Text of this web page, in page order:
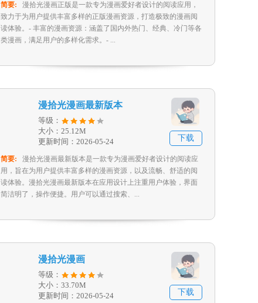
简要:
漫拾光漫画正版是一款专为漫画爱好者设计的阅读应用，
致力于为用户提供丰富多样的正版漫画资源，打造极致的漫画阅
读体验。- 丰富的漫画资源：涵盖了国内外热门、经典、冷门等各
类漫画，满足用户的多样化需求。- ...
漫拾光漫画最新版本
等级：
大小：25.12M
更新时间：2026-05-24
下载
简要:
漫拾光漫画最新版本是一款专为漫画爱好者设计的阅读应
用，旨在为用户提供丰富多样的漫画资源，以及流畅、舒适的阅
读体验。漫拾光漫画最新版本在应用设计上注重用户体验，界面
简洁明了，操作便捷。用户可以通过搜索、...
漫拾光漫画
等级：
大小：33.70M
更新时间：2026-05-24
下载